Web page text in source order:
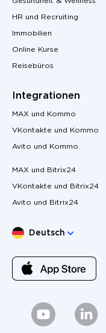
HR und Recruiting
Immobilien
Online Kurse
Reisebüros
Integrationen
MAX und Kommo
VKontakte und Kommo
Avito und Kommo
MAX und Bitrix24
VKontakte und Bitrix24
Avito und Bitrix24
Sprache wählen
Deutsch